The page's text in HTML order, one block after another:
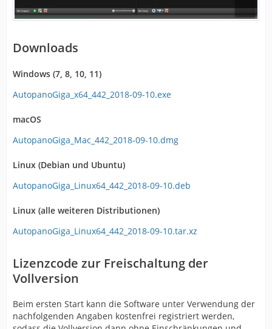
Downloads
Windows (7, 8, 10, 11)
AutopanoGiga_x64_442_2018-09-10.exe
macOS
AutopanoGiga_Mac_442_2018-09-10.dmg
Linux (Debian und Ubuntu)
AutopanoGiga_Linux64_442_2018-09-10.deb
Linux (alle weiteren Distributionen)
AutopanoGiga_Linux64_442_2018-09-10.tar.xz
Lizenzcode zur Freischaltung der
Vollversion
Beim ersten Start kann die Software unter Verwendung der
nachfolgenden Angaben kostenfrei registriert werden,